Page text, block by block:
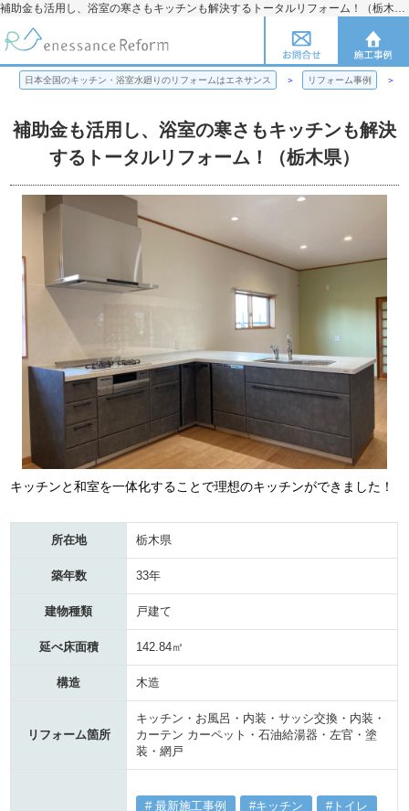
補助金も活用し、浴室の寒さもキッチンも解決するトータルリフォーム！（栃木県） | 日本全国のキッチン・浴室水廻りのリフォームのことならエネサンス
日本全国のキッチン・浴室水廻りのリフォームはエネサンス リフォーム事例
補助金も活用し、浴室の寒さもキッチンも解決
するトータルリフォーム！（栃木県）
キッチンと和室を一体化することで理想のキッチンができました！
所在地 栃木県
築年数 33年
建物種類 戸建て
延べ床面積 142.84㎡
構造 木造
リフォーム箇所
キッチン・お風呂・内装・サッシ交換・内装・
カーテン カーペット・石油給湯器・左官・塗
装・網戸
最新施工事例 キッチン
トイレ